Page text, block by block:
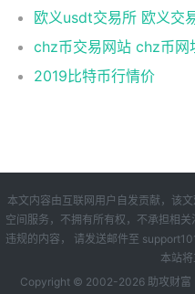
欧义usdt交易所 欧义交
chz币交易网站 chz币网
2019比特币行情价
本文内容由互联网用户自发贡献，该
空间服务，不拥有所有权，不承担相
违规的内容， 请发送邮件至
本站将
Copyright © 2002-2026 助攻财富